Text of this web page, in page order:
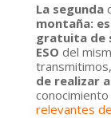
La segunda
montaña:
gratuita de
ESO del
de realizar
relevantes